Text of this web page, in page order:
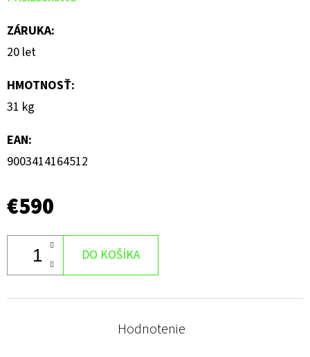
ZÁRUKA:
20 let
HMOTNOSŤ:
31 kg
EAN:
9003414164512
€590
DO KOŠÍKA
Hodnotenie